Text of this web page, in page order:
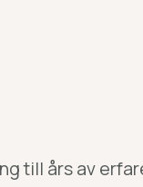
till års av